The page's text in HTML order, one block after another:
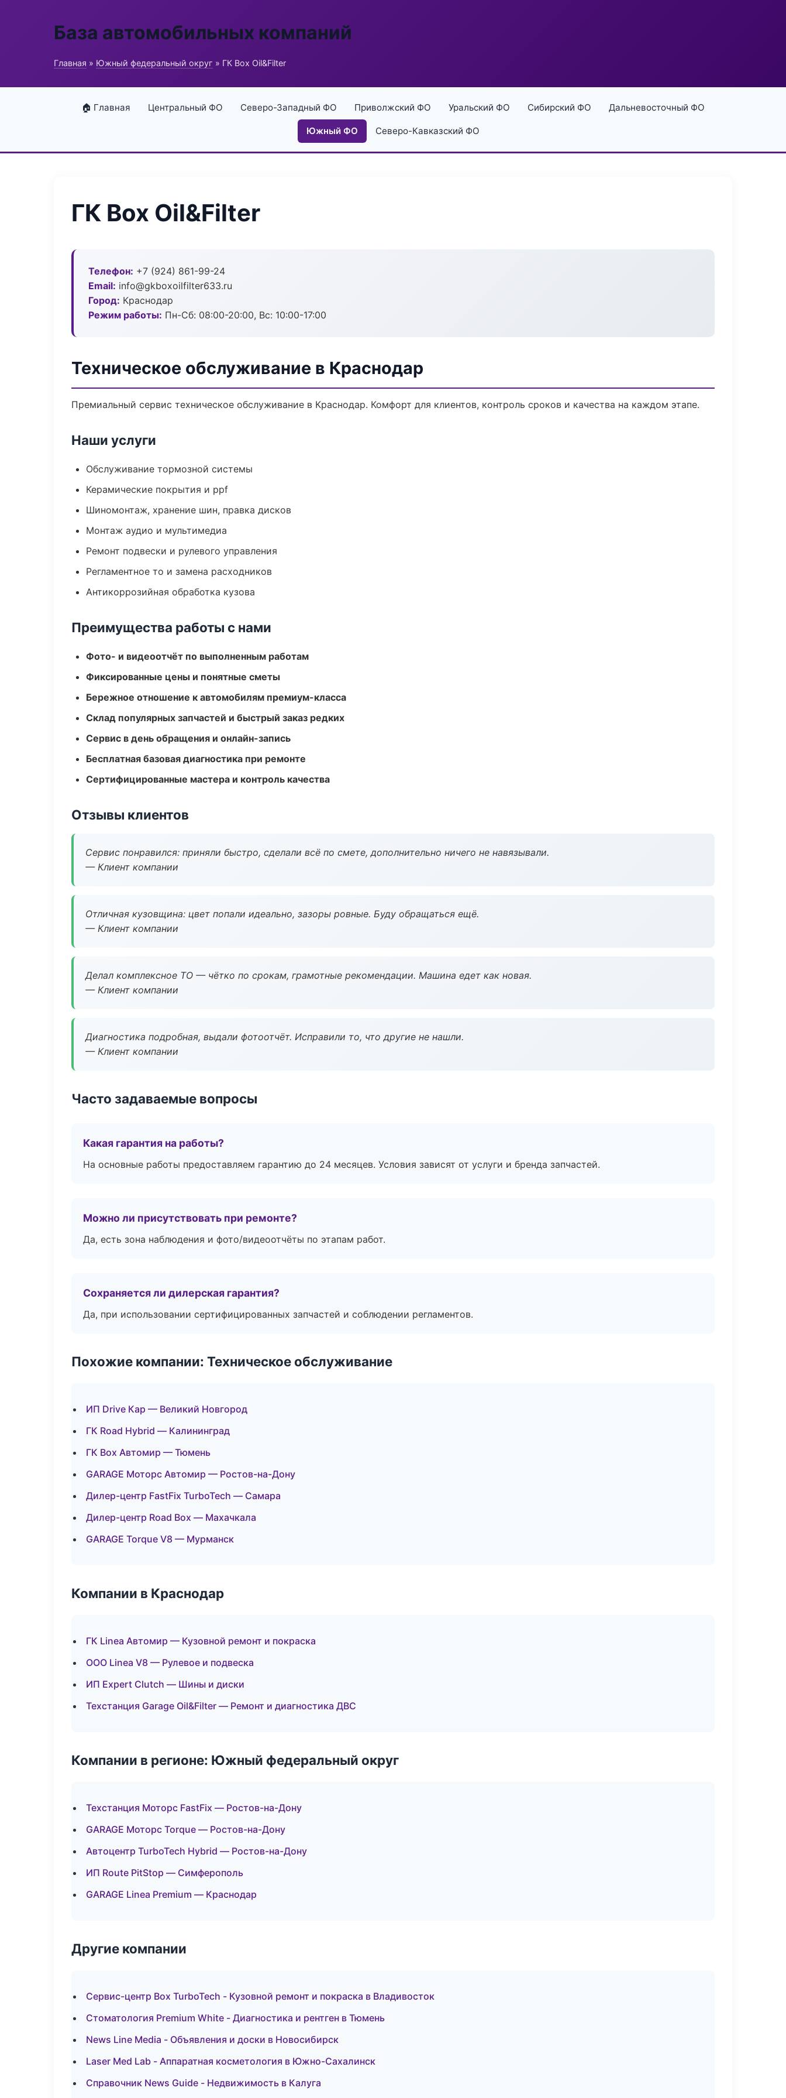
База автомобильных компаний
Главная » Южный федеральный округ » ГК Box Oil&Filter
🏠 Главная Центральный ФО Северо-Западный ФО Приволжский ФО Уральский ФО Сибирский ФО Дальневосточный ФО
Южный ФО Северо-Кавказский ФО
ГК Box Oil&Filter
Телефон: +7 (924) 861-99-24
Email: info@gkboxoilfilter633.ru
Город: Краснодар
Режим работы: Пн-Сб: 08:00-20:00, Вс: 10:00-17:00
Техническое обслуживание в Краснодар
Премиальный сервис техническое обслуживание в Краснодар. Комфорт для клиентов, контроль сроков и качества на каждом этапе.
Наши услуги
Обслуживание тормозной системы
Керамические покрытия и ppf
Шиномонтаж, хранение шин, правка дисков
Монтаж аудио и мультимедиа
Ремонт подвески и рулевого управления
Регламентное то и замена расходников
Антикоррозийная обработка кузова
Преимущества работы с нами
Фото- и видеоотчёт по выполненным работам
Фиксированные цены и понятные сметы
Бережное отношение к автомобилям премиум-класса
Склад популярных запчастей и быстрый заказ редких
Сервис в день обращения и онлайн-запись
Бесплатная базовая диагностика при ремонте
Сертифицированные мастера и контроль качества
Отзывы клиентов
Сервис понравился: приняли быстро, сделали всё по смете, дополнительно ничего не навязывали.
— Клиент компании
Отличная кузовщина: цвет попали идеально, зазоры ровные. Буду обращаться ещё.
— Клиент компании
Делал комплексное ТО — чётко по срокам, грамотные рекомендации. Машина едет как новая.
— Клиент компании
Диагностика подробная, выдали фотоотчёт. Исправили то, что другие не нашли.
— Клиент компании
Часто задаваемые вопросы
Какая гарантия на работы?
На основные работы предоставляем гарантию до 24 месяцев. Условия зависят от услуги и бренда запчастей.
Можно ли присутствовать при ремонте?
Да, есть зона наблюдения и фото/видеоотчёты по этапам работ.
Сохраняется ли дилерская гарантия?
Да, при использовании сертифицированных запчастей и соблюдении регламентов.
Похожие компании: Техническое обслуживание
ИП Drive Кар — Великий Новгород
ГК Road Hybrid — Калининград
ГК Box Автомир — Тюмень
GARAGE Моторс Автомир — Ростов-на-Дону
Дилер-центр FastFix TurboTech — Самара
Дилер-центр Road Box — Махачкала
GARAGE Torque V8 — Мурманск
Компании в Краснодар
ГК Linea Автомир — Кузовной ремонт и покраска
ООО Linea V8 — Рулевое и подвеска
ИП Expert Clutch — Шины и диски
Техстанция Garage Oil&Filter — Ремонт и диагностика ДВС
Компании в регионе: Южный федеральный округ
Техстанция Моторс FastFix — Ростов-на-Дону
GARAGE Моторс Torque — Ростов-на-Дону
Автоцентр TurboTech Hybrid — Ростов-на-Дону
ИП Route PitStop — Симферополь
GARAGE Linea Premium — Краснодар
Другие компании
Сервис-центр Box TurboTech - Кузовной ремонт и покраска в Владивосток
Стоматология Premium White - Диагностика и рентген в Тюмень
News Line Media - Объявления и доски в Новосибирск
Laser Med Lab - Аппаратная косметология в Южно-Сахалинск
Справочник News Guide - Недвижимость в Калуга